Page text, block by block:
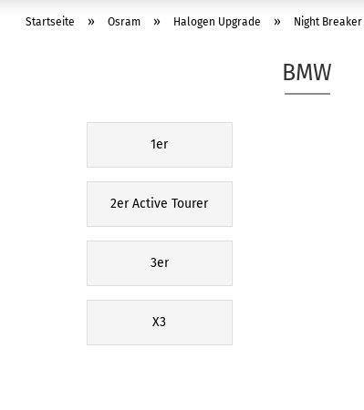
Startseite » Osram » Halogen Upgrade » Night Breaker
BMW
1er
2er Active Tourer
3er
X3